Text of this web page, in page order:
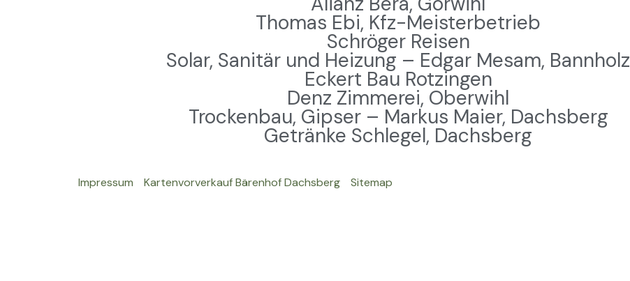
Thomas Ebi, Kfz-Meisterbetrieb
Schröger Reisen
Solar, Sanitär und Heizung – Edgar Mesam, Bannholz
Eckert Bau Rotzingen
Denz Zimmerei, Oberwihl
Trockenbau, Gipser – Markus Maier, Dachsberg
Getränke Schlegel, Dachsberg
Impressum Kartenvorverkauf Bärenhof Dachsberg Sitemap